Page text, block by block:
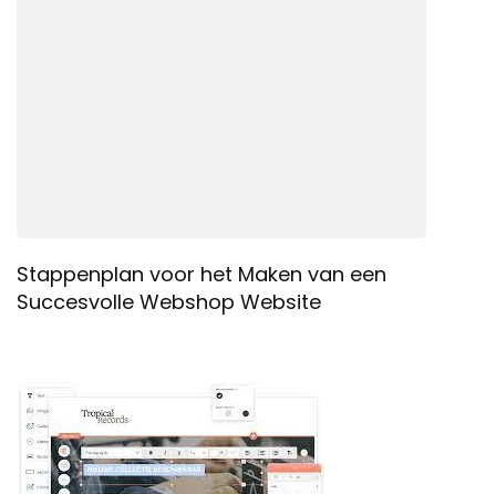
Stappenplan voor het Maken van een
Succesvolle Webshop Website